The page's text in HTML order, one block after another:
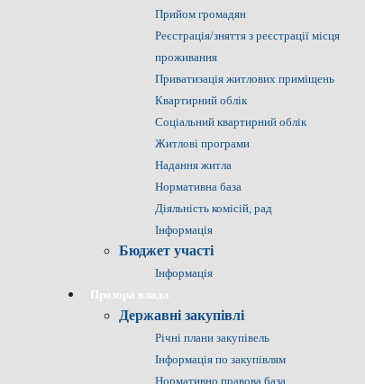
Прийом громадян
Реєстрація/зняття з реєстрації місця
проживання
Приватизація житлових приміщень
Квартирний облік
Соціальний квартирний облік
Житлові програми
Надання житла
Нормативна база
Діяльність комісій, рад
Інформація
Бюджет участі
Інформація
Прозора влада
Державні закупівлі
Річні плани закупівель
Інформація по закупівлям
Нормативно правова база